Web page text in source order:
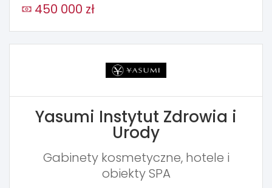
450 000 zł
Yasumi Instytut Zdrowia i
Urody
Gabinety kosmetyczne, hotele i
obiekty SPA